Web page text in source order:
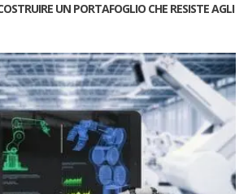
UN PORTAFOGLIO CHE RESISTE AGLI